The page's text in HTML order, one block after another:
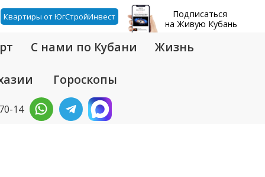
Квартиры от ЮгСтройИнвест
Подписаться
на Живую Кубань
С нами по Кубани Жизнь
Гороскопы
14